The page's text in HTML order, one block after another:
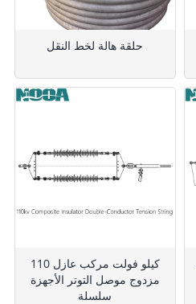
حلقة هالة لخط النقل
110 كيلو فولت مركب عازل
مزدوج موصل التوتر الأجهزة
سلسلة